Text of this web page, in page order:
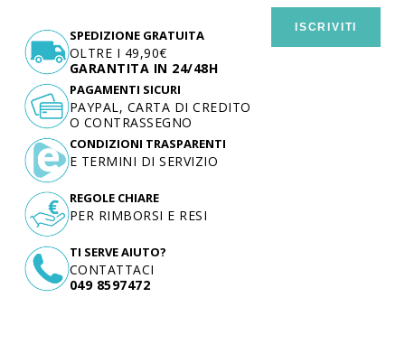
ISCRIVITI
SPEDIZIONE GRATUITA
OLTRE I 49,90€
GARANTITA IN 24/48H
TI SERVE AIUTO?
CONTATTACI
049 8597472
PAGAMENTI SICURI
PAYPAL, CARTA DI CREDITO
O CONTRASSEGNO
CONDIZIONI TRASPARENTI
E TERMINI DI SERVIZIO
REGOLE CHIARE
PER RIMBORSI E RESI